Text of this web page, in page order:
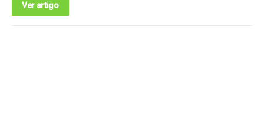
Ver artigo